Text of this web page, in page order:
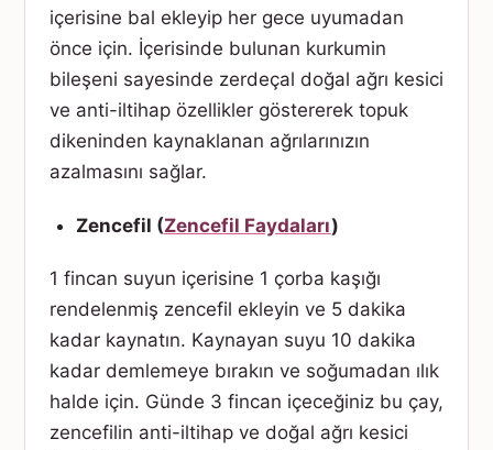
içerisine bal ekleyip her gece uyumadan
önce için. İçerisinde bulunan kurkumin
bileşeni sayesinde zerdeçal doğal ağrı kesici
ve anti-iltihap özellikler göstererek topuk
dikeninden kaynaklanan ağrılarınızın
azalmasını sağlar.
Zencefil (Zencefil Faydaları)
1 fincan suyun içerisine 1 çorba kaşığı
rendelenmiş zencefil ekleyin ve 5 dakika
kadar kaynatın. Kaynayan suyu 10 dakika
kadar demlemeye bırakın ve soğumadan ılık
halde için. Günde 3 fincan içeceğiniz bu çay,
zencefilin anti-iltihap ve doğal ağrı kesici